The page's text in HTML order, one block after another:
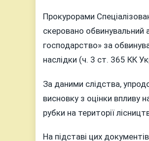
Прокурорами
скеровано
господарство» за
наслідки (ч. 3 ст. 365 КК
За даними слідства,
висновку з оцінки впливу
рубки на території
На підставі цих